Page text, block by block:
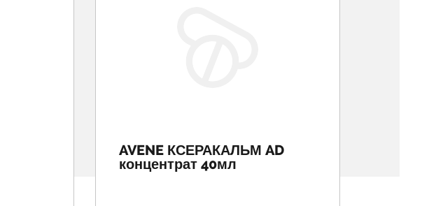
AVENE КСЕРАКАЛЬМ AD
концентрат 40мл